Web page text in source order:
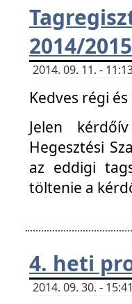
2014/
2014. 09. 11. -
Kedves régi
Jelen
Hegesztési
az eddigi
töltenie a
4. heti
2014. 09. 30. -